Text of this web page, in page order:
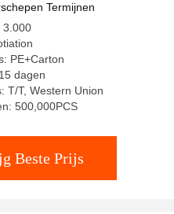
Termijnen
3.000
PE+Carton
dagen
T/T, Western Union
500,000PCS
Beste Prijs